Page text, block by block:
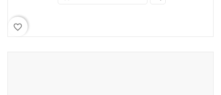
favorite_border